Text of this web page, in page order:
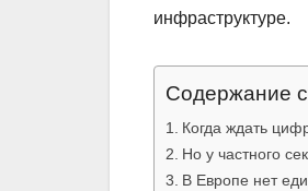
инфраструктуре.
Содержание
Когда ждать
Но у частного
В Европе нет